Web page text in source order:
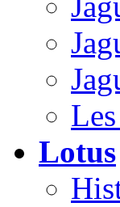
Lotus